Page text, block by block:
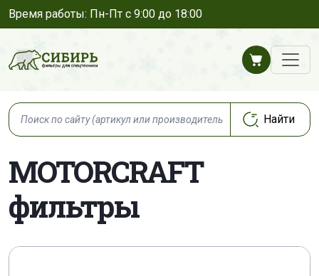
Время работы: Пн-Пт с 9:00 до 18:00
MOTORCRAFT
фильтры